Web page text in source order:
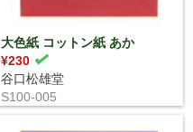
大色紙 コットン紙 あか
¥230
谷口松雄堂
S100-005